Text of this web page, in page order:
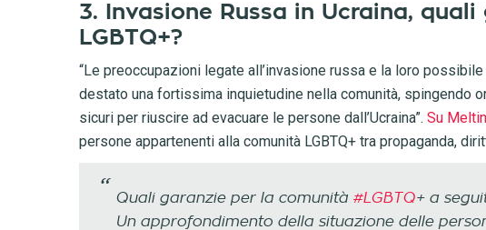
3. Invasione Russa in Ucraina,
LGBTQ+?
“Le preoccupazioni legate all’invasione russa e la loro
destato una fortissima inquietudine nella comunità, spingendo
sicuri per riuscire ad evacuare le persone dall’Ucraina”. Su
persone appartenenti alla comunità LGBTQ+ tra propaganda,
Quali garanzie per la comunità #LGBTQ+ a
Un approfondimento della situazione delle